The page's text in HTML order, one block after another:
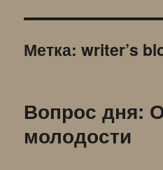
Метка:writer’s
Вопрос дня:
молодости